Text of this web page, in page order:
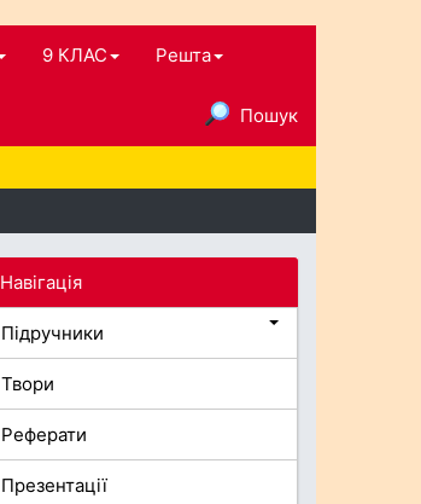
9 КЛАС Решта
Пошук
Навігація
Підручники
Твори
Реферати
Презентації